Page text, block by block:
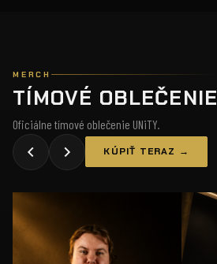
MERCH
TÍMOVÉ OBLEČENIE
Oficiálne tímové oblečenie UNiTY.
KÚPIŤ TERAZ →